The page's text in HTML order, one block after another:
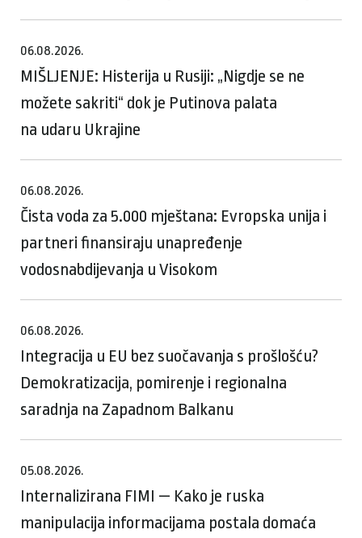
06.08.2026.
MIŠLJENJE: Histerija u Rusiji: „Nigdje se ne
možete sakriti“ dok je Putinova palata
na udaru Ukrajine
06.08.2026.
Čista voda za 5.000 mještana: Evropska unija i
partneri finansiraju unapređenje
vodosnabdijevanja u Visokom
06.08.2026.
Integracija u EU bez suočavanja s prošlošću?
Demokratizacija, pomirenje i regionalna
saradnja na Zapadnom Balkanu
05.08.2026.
Internalizirana FIMI — Kako je ruska
manipulacija informacijama postala domaća